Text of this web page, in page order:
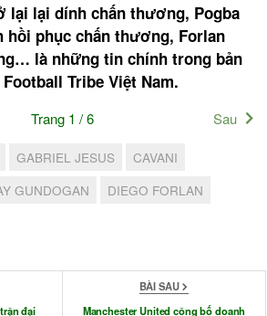
lại lại dính chấn thương, Pogba
hồi phục chấn thương, Forlan
là những tin chính trong bản
Tribe Việt Nam.
Trang 1 / 6 Sau
GABRIEL JESUS
CAVANI
GUNDOGAN DIEGO FORLAN
đại
BÀI SAU
Manchester United công bố doanh